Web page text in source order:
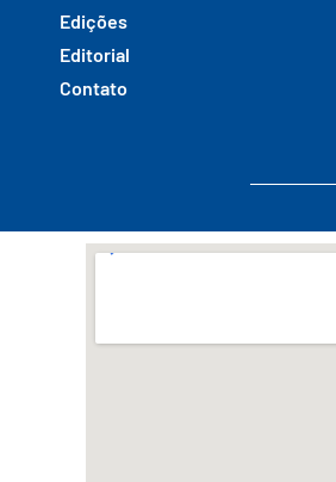
Edições
Editorial
Contato